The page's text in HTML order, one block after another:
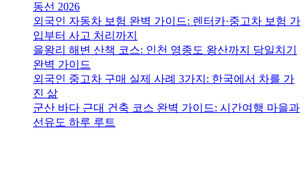
동선 2026
외국인 자동차 보험 완벽 가이드: 렌터카·중고차 보험 가
입부터 사고 처리까지
을왕리 해변 산책 코스: 인천 영종도 왕산까지 당일치기
완벽 가이드
외국인 중고차 구매 실제 사례 3가지: 한국에서 차를 가
진 삶
군산 바다 근대 건축 코스 완벽 가이드: 시간여행 마을과
선유도 하루 루트